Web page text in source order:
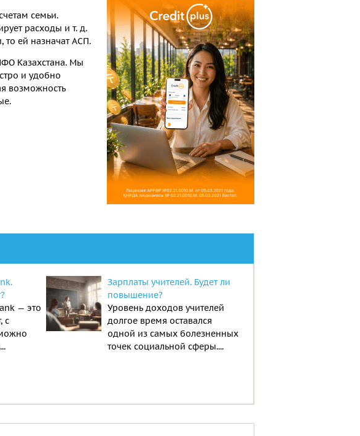
семьи.
расходы и т. д.
ей назначат АСП.
Казахстана. Мы
и удобно
возможность
— это
с
Зарплаты учителей. Будет ли
повышение?
Уровень доходов учителей
долгое время оставался
одной из самых болезненных
точек социальной сферы....